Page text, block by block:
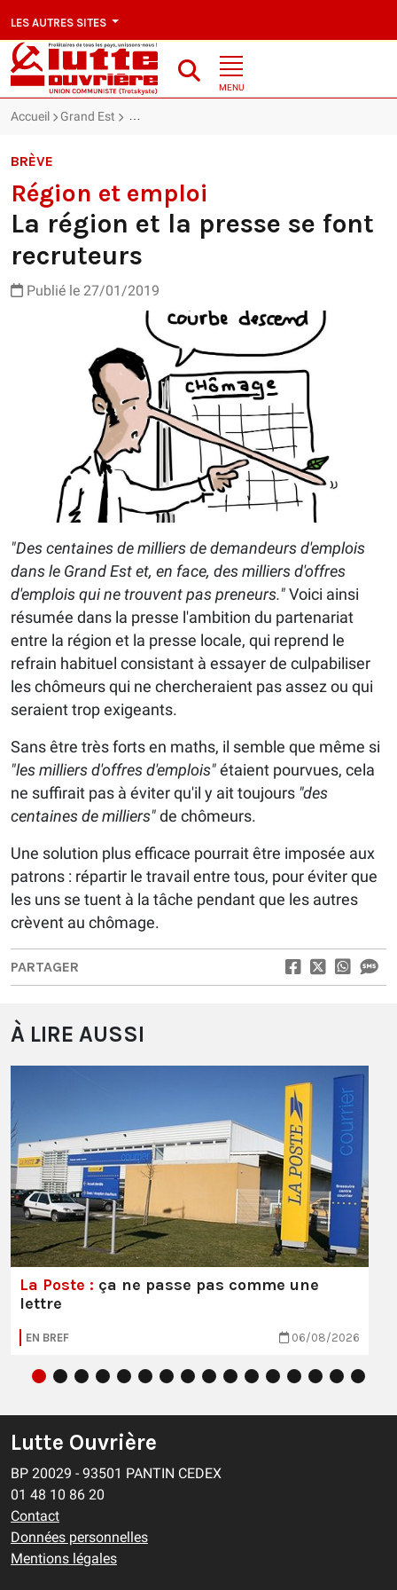
LES AUTRES SITES
MENU
Accueil Grand Est Région et emploi : La région et la presse se font
BRÈVE
Région et emploi
La région et la presse se font
recruteurs
Publié le 27/01/2019
"Des centaines de milliers de demandeurs d'emplois
dans le Grand Est et, en face, des milliers d'offres
d'emplois qui ne trouvent pas preneurs."Voici ainsi
résumée dans la presse l'ambition du partenariat
entre la région et la presse locale, qui reprend le
refrain habituel consistant à essayer de culpabiliser
les chômeurs qui ne chercheraient pas assez ou qui
seraient trop exigeants.
Sans être très forts en maths, il semble que même si
"les milliers d'offres d'emplois"étaient pourvues, cela
ne suffirait pas à éviter qu'il y ait toujours "des
centaines de milliers"de chômeurs.
Une solution plus efficace pourrait être imposée aux
patrons : répartir le travail entre tous, pour éviter que
les uns se tuent à la tâche pendant que les autres
crèvent au chômage.
PARTAGER
À LIRE AUSSI
La Poste : ça ne passe pas comme une
lettre
EN BREF 06/08/2026
Lutte Ouvrière
BP 20029 - 93501 PANTIN CEDEX
01 48 10 86 20
Contact
Données personnelles
Mentions légales